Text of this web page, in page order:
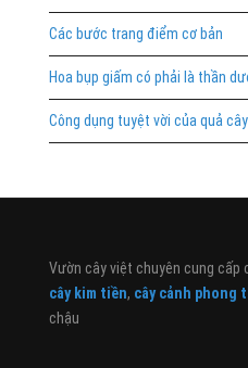
Các bước trang điểm cơ bản
Hoa bụp giấm có phải là thần
Công dụng tuyệt vời của quả
Vườn cây việt chuyên cung cấp
cây kim tiền, cây cảnh phong
chậu